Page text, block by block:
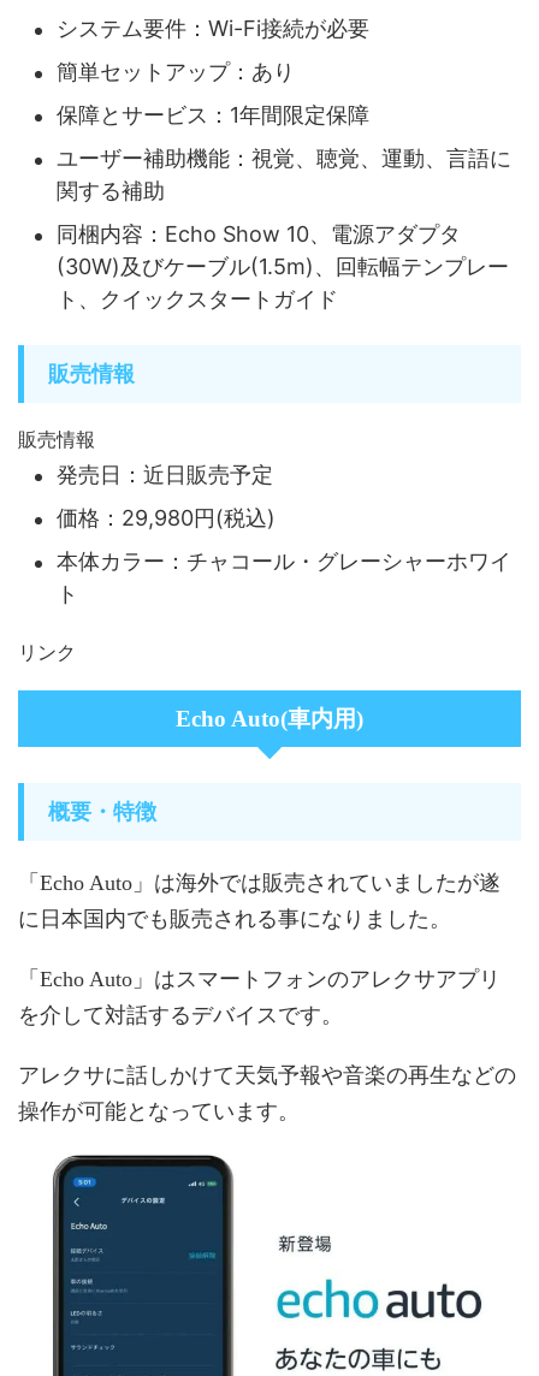
システム要件：Wi-Fi接続が必要
簡単セットアップ：あり
保障とサービス：1年間限定保障
ユーザー補助機能：視覚、聴覚、運動、言語に
関する補助
同梱内容：Echo Show 10、電源アダプタ
(30W)及びケーブル(1.5m)、回転幅テンプレー
ト、クイックスタートガイド
販売情報
販売情報
発売日：近日販売予定
価格：29,980円(税込)
本体カラー：チャコール・グレーシャーホワイ
ト
リンク
Echo Auto(車内用)
概要・特徴
「Echo Auto」は海外では販売されていましたが遂
に日本国内でも販売される事になりました。
「Echo Auto」はスマートフォンのアレクサアプリ
を介して対話するデバイスです。
アレクサに話しかけて天気予報や音楽の再生などの
操作が可能となっています。